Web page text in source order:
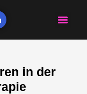
in der